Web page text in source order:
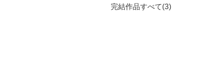
完結作品すべて(3)